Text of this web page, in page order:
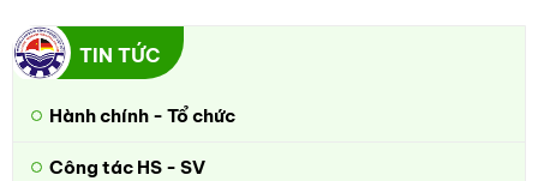
TIN TỨC
Hành chính - Tổ chức
Công tác HS - SV